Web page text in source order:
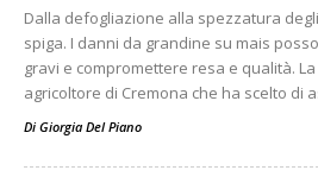
Dalla defogliazione alla spezzatura
spiga. I danni da grandine su mais
gravi e compromettere resa e qualità.
agricoltore di Cremona che ha scelto di
Di Giorgia Del Piano